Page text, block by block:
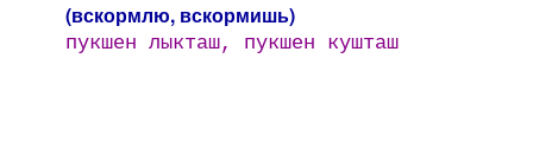
(вскормлю, вскормишь)
пукшен лыкташ, пукшен кушташ